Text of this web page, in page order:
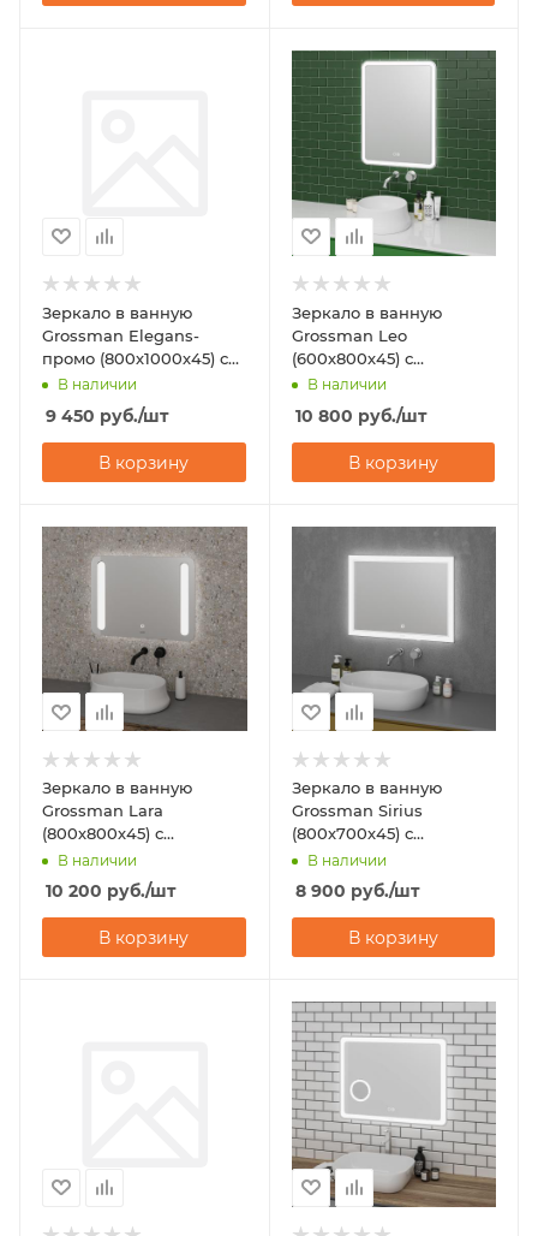
Зеркало в ванную
Grossman Elegans-
промо (800х1000х45) с
подсветкой
В наличии
9 450 руб./шт
В корзину
Зеркало в ванную
Grossman Leo
(600х800х45) с
подсветкой
В наличии
10 800 руб./шт
В корзину
Зеркало в ванную
Grossman Lara
(800х800х45) с
подсветкой
В наличии
10 200 руб./шт
В корзину
Зеркало в ванную
Grossman Sirius
(800х700х45) с
подсветкой
В наличии
8 900 руб./шт
В корзину